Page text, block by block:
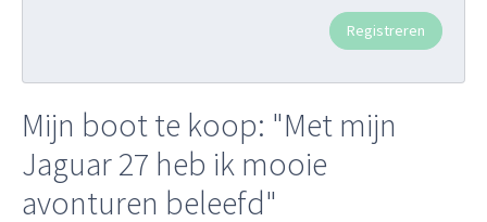
Mijn boot te koop: "Met mijn
Jaguar 27 heb ik mooie
avonturen beleefd"